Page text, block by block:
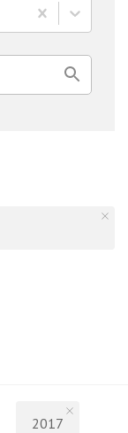
2017